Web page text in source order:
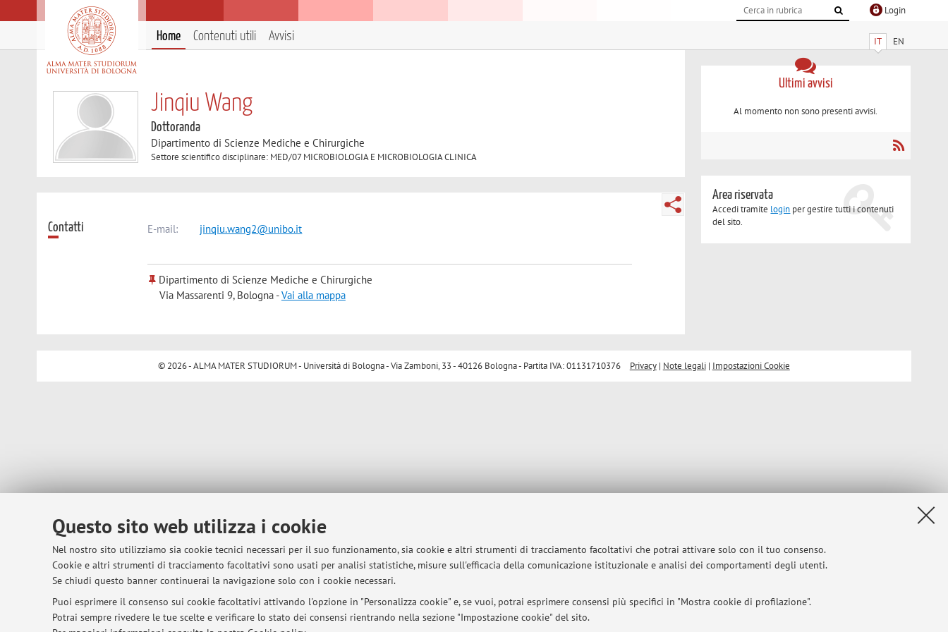
Questo sito web utilizza i cookie
Nel nostro sito utilizziamo sia cookie tecnici necessari per il suo funzionamento, sia cookie e altri strumenti di tracciamento facoltativi che potrai attivare solo con il tuo consenso.
Cookie e altri strumenti di tracciamento facoltativi sono usati per analisi statistiche, misure sull'efficacia della comunicazione istituzionale e analisi dei comportamenti degli utenti.
Se chiudi questo banner continuerai la navigazione solo con i cookie necessari.
Puoi esprimere il consenso sui cookie facoltativi attivando l'opzione in "Personalizza cookie" e, se vuoi, potrai esprimere consensi più specifici in "Mostra cookie di profilazione".
Potrai sempre rivedere le tue scelte e verificare lo stato dei consensi rientrando nella sezione "Impostazione cookie" del sito.
Login
IT EN
Home Contenuti utili Avvisi
Jinqiu Wang
Dottoranda
Dipartimento di Scienze Mediche e Chirurgiche
Settore scientifico disciplinare: MED/07 MICROBIOLOGIA E MICROBIOLOGIA CLINICA
Contatti E-mail: jinqiu.wang2@unibo.it
Dipartimento di Scienze Mediche e Chirurgiche
Via Massarenti 9, Bologna -Vai alla mappa
Ultimi avvisi
Al momento non sono presenti avvisi.
Area riservata
Accedi tramite login per gestire tutti i contenuti
del sito.
© 2026 - ALMA MATER STUDIORUM - Università di Bologna - Via Zamboni, 33 - 40126 Bologna - Partita IVA: 01131710376 Privacy| Note legali| Impostazioni Cookie